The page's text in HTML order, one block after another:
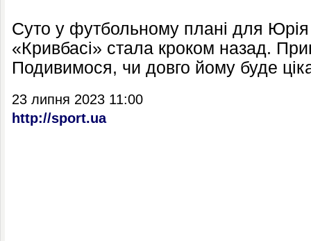
Суто у футбольному плані для
«Кривбасі» стала кроком назад.
Подивимося, чи довго йому буде
23 липня 2023 11:00
http://sport.ua